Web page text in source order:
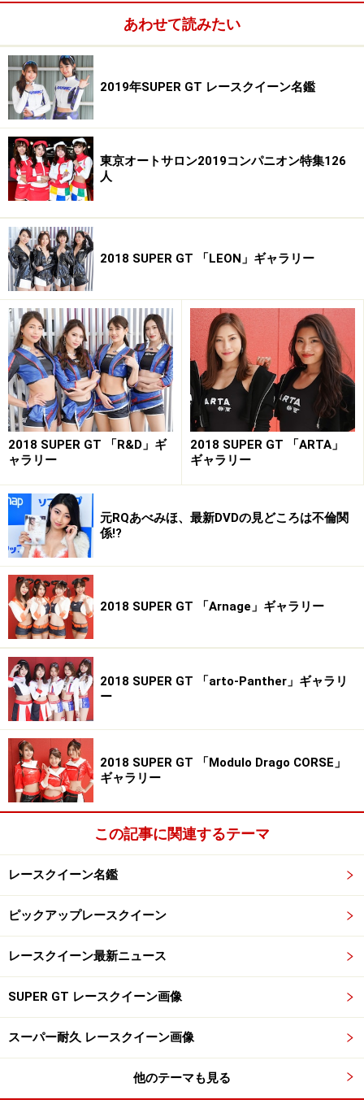
三浦みなみ／R'Qs triplet's
三浦みなみ／R'Qs triplet's
※記事内容は執筆時点のものです。最新の内容をご確認くださ
い。
あわせて読みたい
2019年SUPER GT レースクイーン名鑑
東京オートサロン2019コンパニオン特集126
人
2018 SUPER GT 「LEON」ギャラリー
2018 SUPER GT 「R&D」ギ
ャラリー
2018 SUPER GT 「ARTA」
ギャラリー
元RQあべみほ、最新DVDの見どころは不倫関
係!?
2018 SUPER GT 「Arnage」ギャラリー
2018 SUPER GT 「arto-Panther」ギャラリ
ー
2018 SUPER GT 「Modulo Drago CORSE」
ギャラリー
この記事に関連するテーマ
レースクイーン名鑑
ピックアップレースクイーン
レースクイーン最新ニュース
SUPER GT レースクイーン画像
スーパー耐久 レースクイーン画像
他のテーマも見る